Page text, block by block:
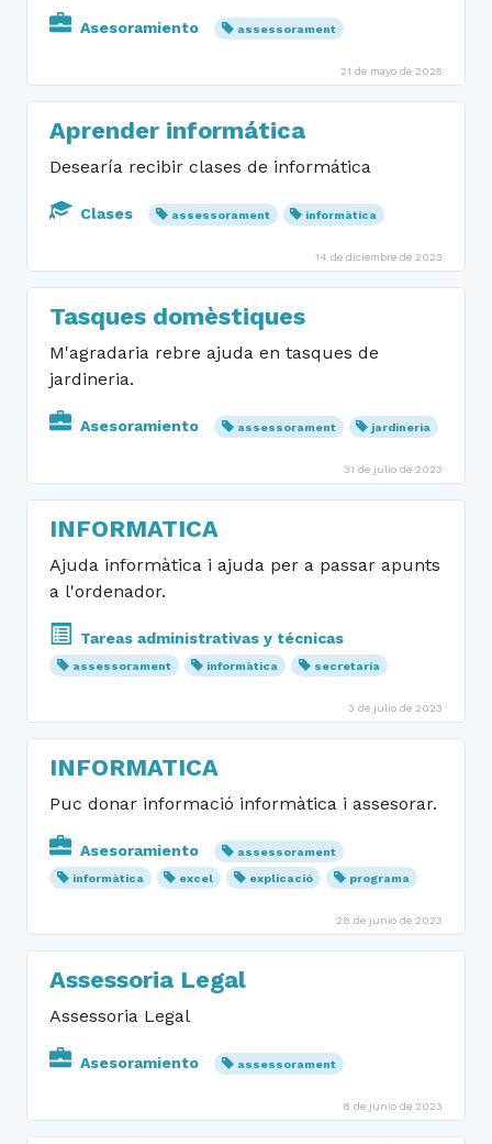
Asesoramiento assessorament
21 de mayo de 2025
Aprender informática
Desearía recibir clases de informática
Clases assessorament informàtica
14 de diciembre de 2023
Tasques domèstiques
M'agradaria rebre ajuda en tasques de
jardineria.
Asesoramiento assessorament jardineria
31 de julio de 2023
INFORMATICA
Ajuda informàtica i ajuda per a passar apunts
a l'ordenador.
Tareas administrativas y técnicas
assessorament informàtica secretaria
3 de julio de 2023
INFORMATICA
Puc donar informació informàtica i assesorar.
Asesoramiento
assessorament
informàtica
excel explicació programa
28 de junio de 2023
Assessoria Legal
Assessoria Legal
Asesoramiento assessorament
8 de junio de 2023